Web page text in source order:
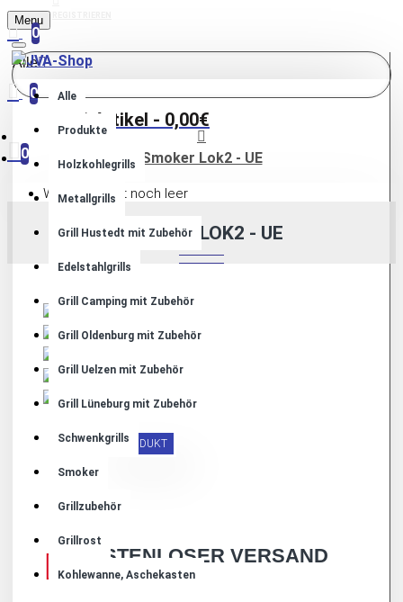
Menu
0
0
0 Artikel - 0,00€
0
Warenkorb ist noch leer
Alle
Alle
Produkte
Holzkohlegrills
Metallgrills
Grill Hustedt mit Zubehör
Edelstahlgrills
Grill Camping mit Zubehör
Grill Oldenburg mit Zubehör
Grill Uelzen mit Zubehör
Grill Lüneburg mit Zubehör
Schwenkgrills
Smoker
Grillzubehör
Grillrost
Kohlewanne, Aschekasten
Smoker Lok2 - UE
SMOKER LOK2 - UE
ABHOLPRODUKT
KOSTENLOSER VERSAND